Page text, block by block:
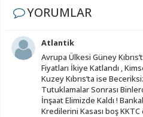
YORUMLAR
Atlantik
Avrupa Ülkesi Güney
Fiyatları İkiye Katlandı ,
Kuzey Kıbrıs’ta ise
Tutuklamalar Sonrası
İnşaat Elimizde Kaldı !
Kredilerini Kasası boş